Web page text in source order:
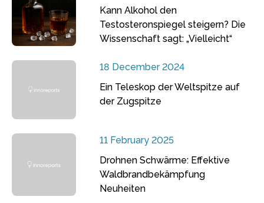
Kann Alkohol den
Testosteronspiegel steigern? Die
Wissenschaft sagt: „Vielleicht“
18 December 2024
Ein Teleskop der Weltspitze auf
der Zugspitze
11 February 2025
Drohnen Schwärme: Effektive
Waldbrandbekämpfung
Neuheiten